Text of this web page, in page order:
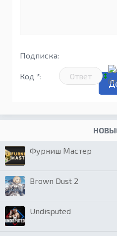
Подписка:
Код *:
Фурниш Мастер
Brown Dust 2
Undisputed